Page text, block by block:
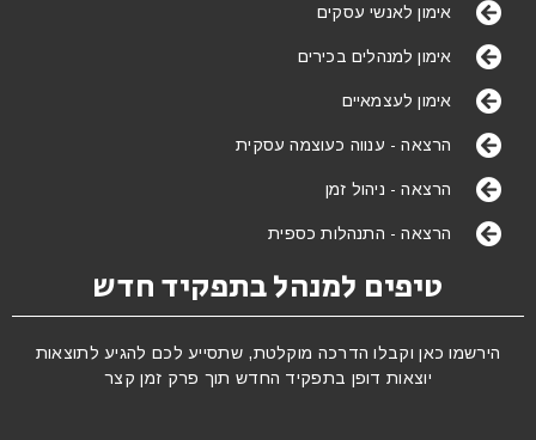
אימון לאנשי עסקים
אימון למנהלים בכירים
אימון לעצמאיים
הרצאה - ענווה כעוצמה עסקית
הרצאה - ניהול זמן
הרצאה - התנהלות כספית
טיפים למנהל בתפקיד חדש
הירשמו כאן וקבלו הדרכה מוקלטת, שתסייע לכם להגיע לתוצאות
יוצאות דופן בתפקיד החדש תוך פרק זמן קצר